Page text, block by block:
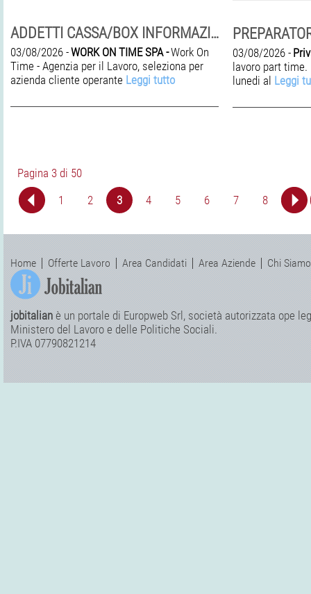
ADDETTI CASSA/BOX INFORMAZIONI E SALA (RN)
03/08/2026 -WORK ON TIME SPA -Work On
Time - Agenzia per il Lavoro, seleziona per
azienda cliente operante Leggi tutto
03/08/2026 -
lavoro part
lunedi al Leggi
Pagina 3 di 50
1
2 3 4 5 6 7 8
Home Offerte Lavoro Area Candidati Area Aziende Chi Siamo
jobitalian è un portale di Europweb Srl, società autorizzata ope
Ministero del Lavoro e delle Politiche Sociali.
P.IVA 07790821214